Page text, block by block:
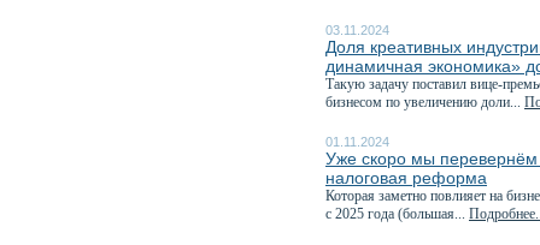
03.11.2024
Доля креативных
динамичная экономика»
Такую задачу поставил вице-
бизнесом по увеличению доли...
01.11.2024
Уже скоро мы перевернём
налоговая реформа
Которая заметно повлияет на
с 2025 года (большая...